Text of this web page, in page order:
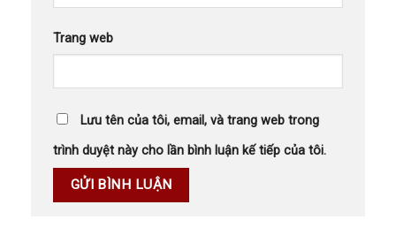
Trang web
Lưu tên của tôi, email, và trang web trong
trình duyệt này cho lần bình luận kế tiếp của tôi.